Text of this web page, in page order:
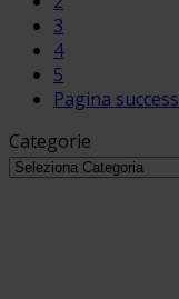
3
4
5
Pagina
Categorie